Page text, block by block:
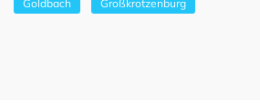
Goldbach Großkrotzenburg